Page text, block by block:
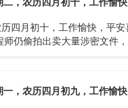
四月初十，工作愉快，平
仍偷拍出卖大量涉密文件
，农历四月初九，工作愉